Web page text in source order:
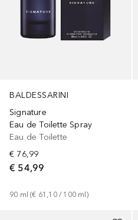
BALDESSARINI
Signature
Eau de Toilette Spray
Eau de Toilette
€ 76,99
€ 54,99
90 ml (€ 61,10 / 100 ml)